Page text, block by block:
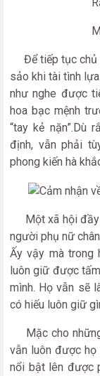
Mà em
Để tiếp tục chủ
sảo khi tài tình
như nghe được
hoa bạc mệnh
“tay kẻ nặn”.Dù
định, vẫn phải
phong kiến hà
Một xã hội đầy
người phụ nữ
Ấy vậy mà trong
luôn giữ được
mình. Họ vẫn sẽ
có hiếu luôn giữ
Mặc cho những
vẫn luôn được
nổi bật lên được